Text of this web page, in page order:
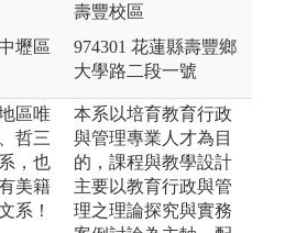
壢區
壽豐校區
974301 花蓮縣壽豐鄉
大學路二段一號
區唯
哲三
，也
美籍
系！
本系以培育教育行政
與管理專業⼈才為⽬
的，課程與教學設計
主要以教育⾏政與管
理之理論探究與實務